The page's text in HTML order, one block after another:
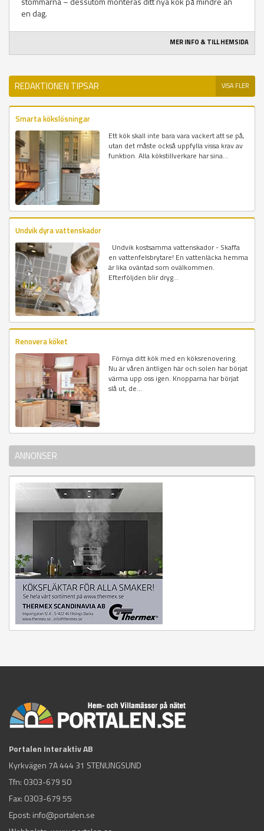
en dag.
MER INFO & TILL HEMSIDA
REDAKTIONEN TIPSAR VISA FLER
Smarta kökslösningar
Ett kök skall inte bara vara vackert att se på,
utan det måste också uppfylla vissa krav av
funktion. Alla kökstillverkare har sina...
Undvik dyra vattenskador
Undvik kostsamma vattenskador - Skaffa
en vattenfelsbrytare! En vattenläcka hemma
är lika oväntad som ovälkommen.
Efterföljden blir dryg...
Renovera köket
Förnya ditt kök med en köksrenovering.
Nu är våren äntligen här och solen har börjat
värma upp oss igen. Knopparna har börjat
slå ut, de...
ANNONSER
Portalen Interaktiv AB
Kyrkvägen 7A 444 31 STENUNGSUND
Tfn: 0303-679 50
Fax: 0303-679 55
Epost: info@portalen.se